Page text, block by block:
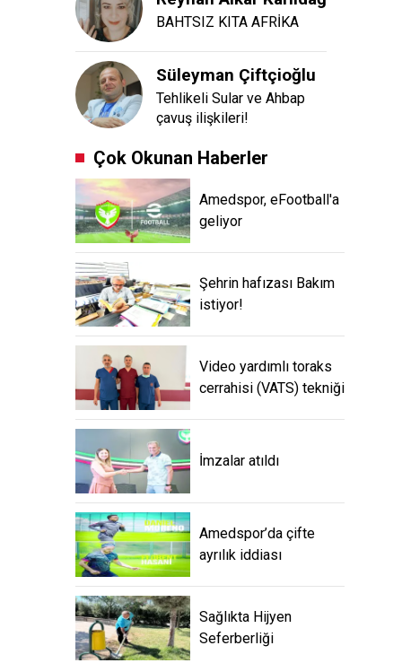
BAHTSIZ KITA AFRİKA
Süleyman Çiftçioğlu
Tehlikeli Sular ve Ahbap
çavuş ilişkileri!
Çok Okunan Haberler
Amedspor, eFootball'a
geliyor
Şehrin hafızası Bakım
istiyor!
Video yardımlı toraks
cerrahisi (VATS) tekniği
İmzalar atıldı
Amedspor’da çifte
ayrılık iddiası
Sağlıkta Hijyen
Seferberliği